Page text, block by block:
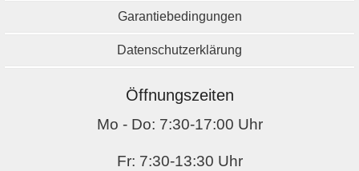
Garantiebedingungen
Datenschutzerklärung
Öffnungszeiten
Mo - Do: 7:30-17:00 Uhr
Fr: 7:30-13:30 Uhr